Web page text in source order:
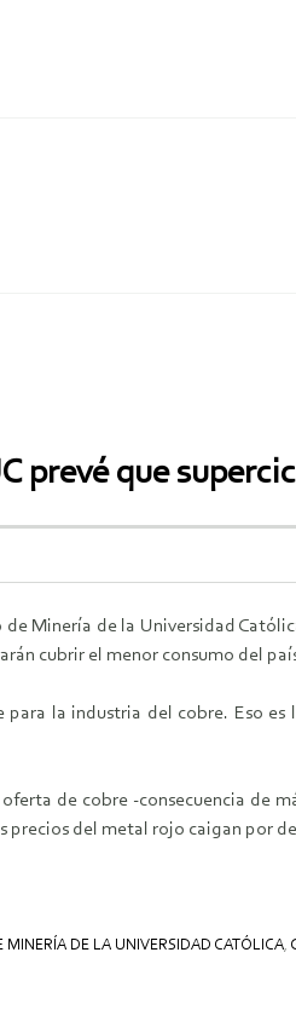
prevé que
Minería de la Universidad
cubrir el menor consumo del
para la industria del cobre. Eso
de cobre -consecuencia de
precios del metal rojo caigan por
MINERÍA DE LA UNIVERSIDAD CATÓLICA,